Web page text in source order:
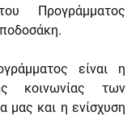
Προγράμματος
.
είναι η
κοινωνίας των
μας και η ενίσχυση